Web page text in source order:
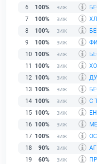
6
100%
7
100%
8
100%
9
100%
10 100%
11
100%
12 100%
13 100%
14 100% С
15 100%
16 100%
17 100%
18
90%
19
60%